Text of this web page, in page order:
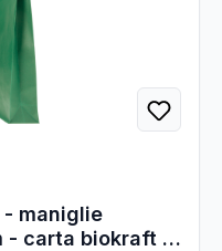
- maniglie
- carta biokraft -